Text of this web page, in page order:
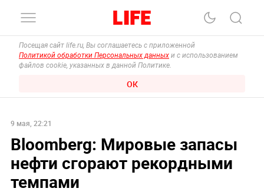
Посещая сайт life.ru, Вы соглашаетесь с приложенной
Политикой обработки Персональных данных и с использованием
файлов cookie, указанных в данной Политике.
ОК
9 мая, 22:21
Bloomberg: Мировые запасы
нефти сгорают рекордными
темпами